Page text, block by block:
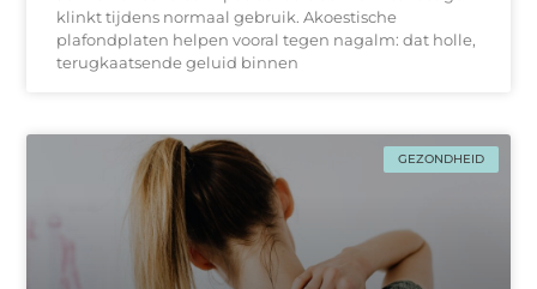
klinkt tijdens normaal gebruik. Akoestische
plafondplaten helpen vooral tegen nagalm: dat holle,
terugkaatsende geluid binnen
GEZONDHEID